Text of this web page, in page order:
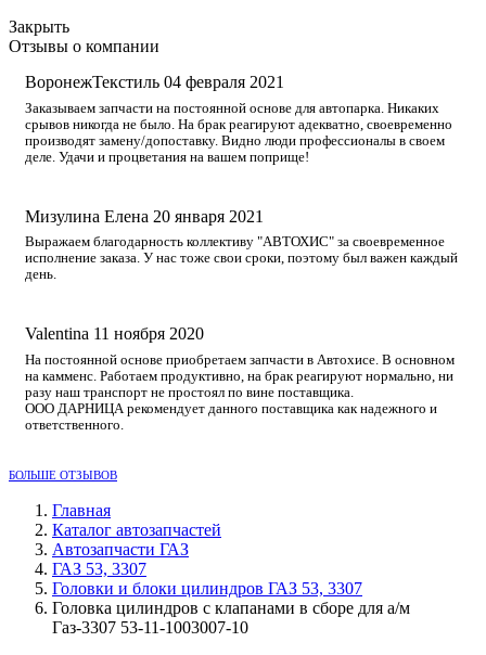
Закрыть
Отзывы о компании
ВоронежТекстиль 04 февраля 2021
Заказываем запчасти на постоянной основе для автопарка. Никаких
срывов никогда не было. На брак реагируют адекватно, своевременно
производят замену/допоставку. Видно люди профессионалы в своем
деле. Удачи и процветания на вашем поприще!
Мизулина Елена 20 января 2021
Выражаем благодарность коллективу "АВТОХИС" за своевременное
исполнение заказа. У нас тоже свои сроки, поэтому был важен каждый
день.
Valentina 11 ноября 2020
На постоянной основе приобретаем запчасти в Автохисе. В основном
на камменс. Работаем продуктивно, на брак реагируют нормально, ни
разу наш транспорт не простоял по вине поставщика.
ООО ДАРНИЦА рекомендует данного поставщика как надежного и
ответственного.
БОЛЬШЕ ОТЗЫВОВ
Главная
Каталог автозапчастей
Автозапчасти ГАЗ
ГАЗ 53, 3307
Головки и блоки цилиндров ГАЗ 53, 3307
Головка цилиндров с клапанами в сборе для а/м
Газ-3307 53-11-1003007-10